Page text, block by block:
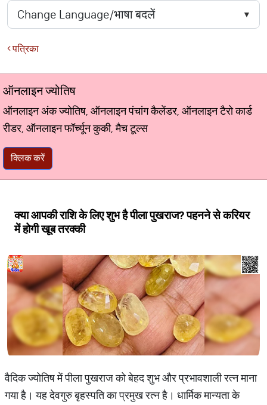
पत्रिका
ऑनलाइन ज्योतिष
ऑनलाइन अंक ज्योतिष, ऑनलाइन पंचांग कैलेंडर, ऑनलाइन टैरो कार्ड
रीडर, ऑनलाइन फॉर्च्यून कुकी, मैच टूल्स
क्लिक करें
क्या आपकी राशि के लिए शुभ है पीला पुखराज? पहनने से करियर
में होगी खूब तरक्की
वैदिक ज्योतिष में पीला पुखराज को बेहद शुभ और प्रभावशाली रत्न माना
गया है। यह देवगुरु बृहस्पति का प्रमुख रत्न है। धार्मिक मान्यता के